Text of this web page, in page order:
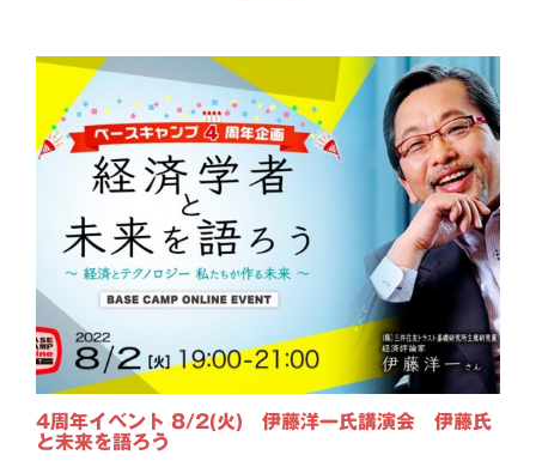
4周年イベント 8/2(火) 伊藤洋一氏講演会 伊藤氏
と未来を語ろう